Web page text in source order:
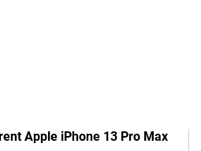
Apple iPhone 13 Pro Max